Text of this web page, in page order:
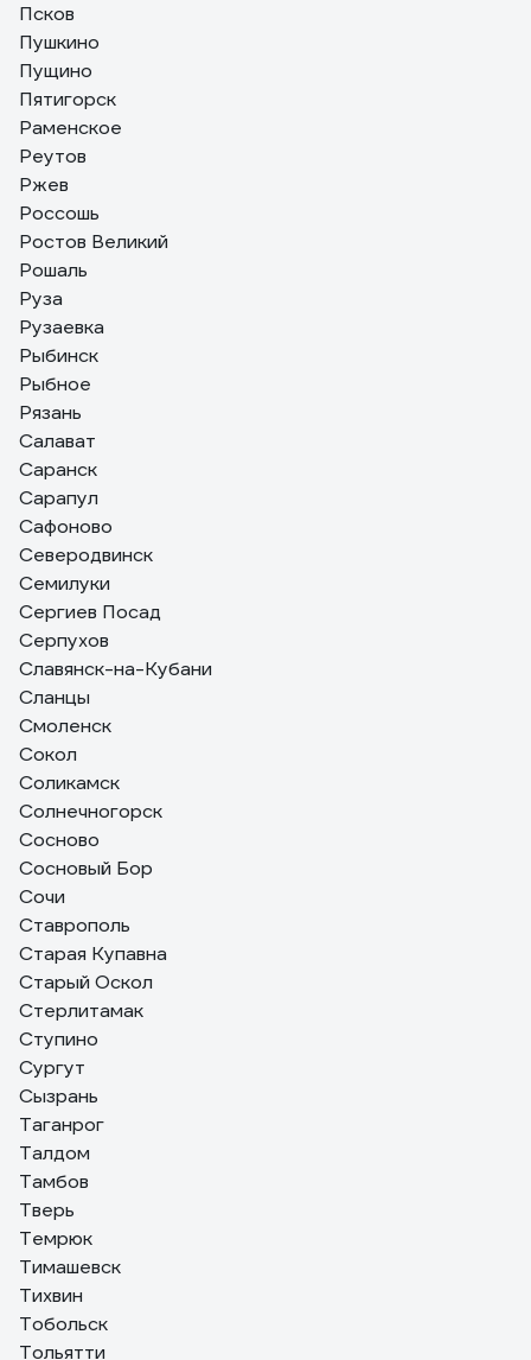
Псков
Пушкино
Пущино
Пятигорск
Раменское
Реутов
Ржев
Россошь
Ростов Великий
Рошаль
Руза
Рузаевка
Рыбинск
Рыбное
Рязань
Салават
Саранск
Сарапул
Сафоново
Северодвинск
Семилуки
Сергиев Посад
Серпухов
Славянск-на-Кубани
Сланцы
Смоленск
Сокол
Соликамск
Солнечногорск
Сосново
Сосновый Бор
Сочи
Ставрополь
Старая Купавна
Старый Оскол
Стерлитамак
Ступино
Сургут
Сызрань
Таганрог
Талдом
Тамбов
Тверь
Темрюк
Тимашевск
Тихвин
Тобольск
Тольятти